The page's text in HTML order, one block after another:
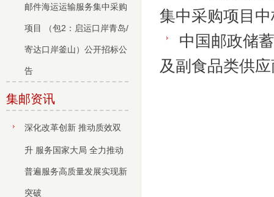
邮件海运运输服务集中采购
项目 （包2：启运口岸青岛/
寄达口岸釜山）公开招标公
告
集邮资讯
深化改革创新 推动质效双
升 服务国家大局 全力推动
普遍服务高质量发展实现新
突破
集中采购项目
中国邮政储
及副食品类供